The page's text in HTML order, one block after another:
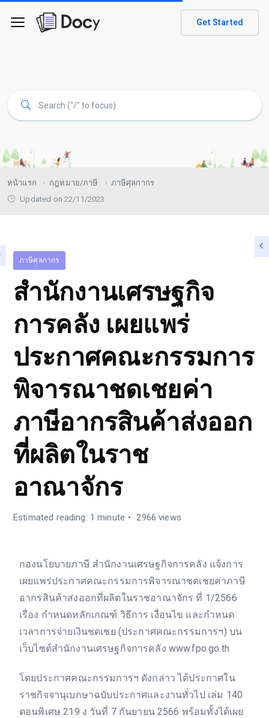
Get Started
หน้าแรก กฎหมาย/ภาษี
ภาษีศุลกากร
Updated on 22/11/2023
ภาษีศุลกากร
สำนักงานเศรษฐกิจ
การคลัง เผยแพร่
ประกาศคณะกรรมการ
พิจารณาชดเชยค่า
ภาษีอากรสินค้าส่งออก
ที่ผลิตในราช
อาณาจักร
Estimated reading: 1 minute 2966 views
กองนโยบายภาษี สำนักงานเศรษฐกิจการคลัง แจ้งการ
เผยแพร่ประกาศคณะกรรมการพิจารณาชดเชยค่าภาษี
อากรสินค้าส่งออกที่ผลิตในราชอาณาจักร ที่ 1/2566
เรื่อง กำหนดหลักเกณฑ์ วิธีการ เงื่อนไข และกำหนด
เวลาการจ่ายเงินชดเชย (ประกาศคณะกรรมการฯ) บน
เว็บไซต์สำนักงานเศรษฐกิจการคลัง www.fpo.go.th
โดยประกาศคณะกรรมการฯ ดังกล่าว ได้ประกาศใน
ราชกิจจานุเบกษาฉบับประกาศและงานทั่วไป เล่ม 140
ตอนพิเศษ 219 ง วันที่ 7 กันยายน 2566 พร้อมทั้งได้เผย